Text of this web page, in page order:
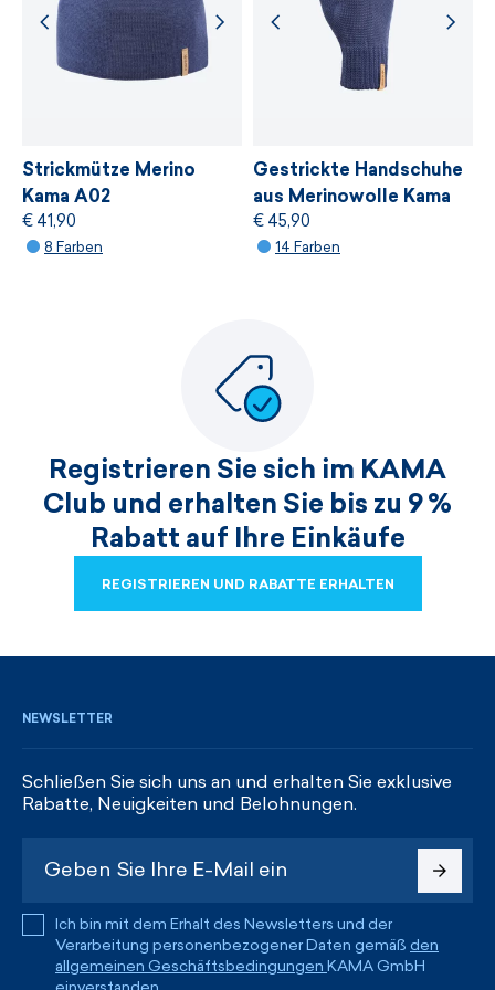
WEITERE INFORMATIONEN
Strickmütze Merino
Kama A02
€ 41,90
8 Farben
Gestrickte Handschuhe
aus Merinowolle Kama
R102
€ 45,90
14 Farben
Registrieren Sie sich im KAMA
Club und erhalten Sie bis zu 9 %
Rabatt auf Ihre Einkäufe
REGISTRIEREN UND RABATTE ERHALTEN
NEWSLETTER
Schließen Sie sich uns an und erhalten Sie exklusive
Rabatte, Neuigkeiten und Belohnungen.
Ich bin mit dem Erhalt des Newsletters und der
Verarbeitung personenbezogener Daten gemäß den
allgemeinen Geschäftsbedingungen KAMA GmbH